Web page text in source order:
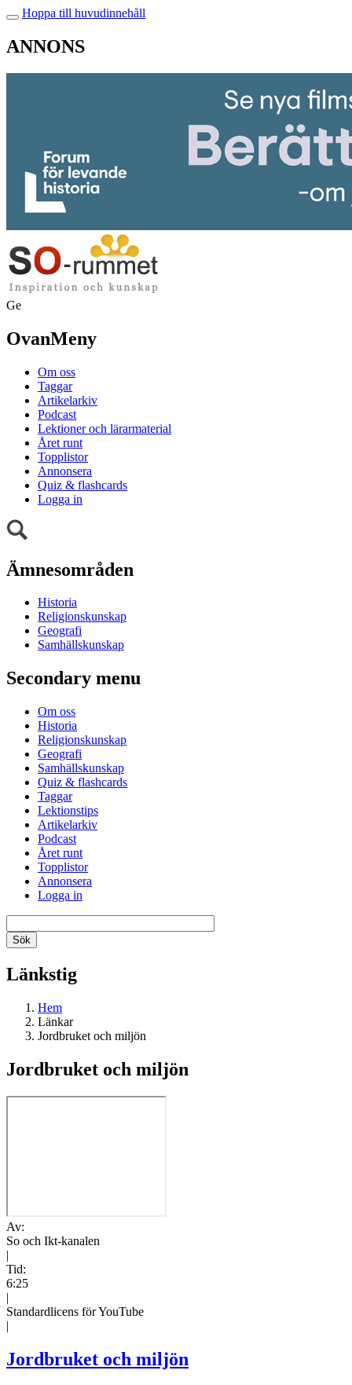
Hoppa till huvudinnehåll
ANNONS
Ge
OvanMeny
Om oss
Taggar
Artikelarkiv
Podcast
Lektioner och lärarmaterial
Året runt
Topplistor
Annonsera
Quiz & flashcards
Logga in
Ämnesområden
Historia
Religionskunskap
Geografi
Samhällskunskap
Secondary menu
Om oss
Historia
Religionskunskap
Geografi
Samhällskunskap
Quiz & flashcards
Taggar
Lektionstips
Artikelarkiv
Podcast
Året runt
Topplistor
Annonsera
Logga in
Länkstig
Hem
Länkar
Jordbruket och miljön
Jordbruket och miljön
Av:
So och Ikt-kanalen
|
Tid:
6:25
|
Standardlicens för YouTube
|
Jordbruket och miljön